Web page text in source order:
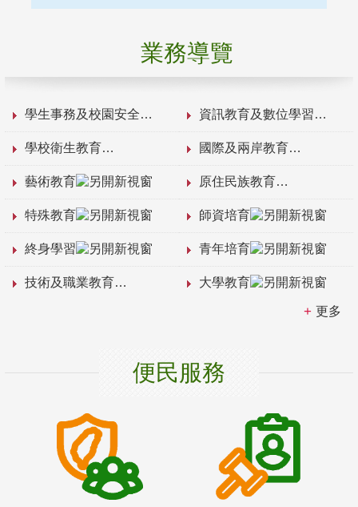
業務導覽
學生事務及校園安全 資訊教育及數位學習
學校衛生教育 國際及兩岸教育
藝術教育 原住民族教育
特殊教育 師資培育
終身學習 青年培育
技術及職業教育 大學教育
更多
便民服務